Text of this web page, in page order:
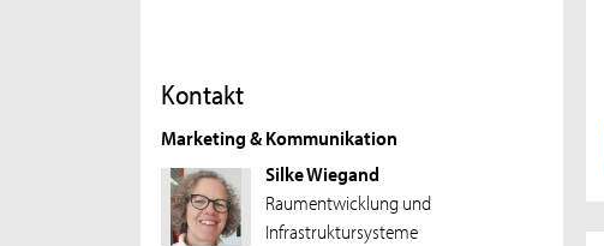
Kontakt
Marketing & Kommunikation
Silke Wiegand
Raumentwicklung und
Infrastruktursysteme